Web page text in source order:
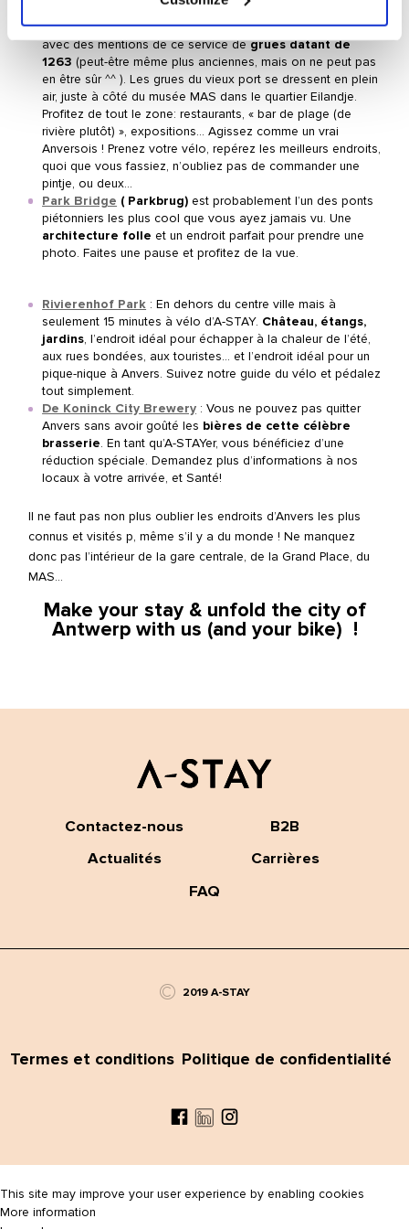
savez peut-être, Anvers est une ville portuaire. C’est le
deuxième plus grand port d’Europe et l’un des plus anciens,
avec des mentions de ce service degrues datant de
1263 (peut-être même plus anciennes, mais on ne peut pas
en être sûr ^^ ). Les grues du vieux port se dressent en plein
air, juste à côté du musée MAS dans le quartier Eilandje.
Profitez de tout le zone: restaurants, « bar de plage (de
rivière plutôt) », expositions… Agissez comme un vrai
Anversois ! Prenez votre vélo, repérez les meilleurs endroits,
quoi que vous fassiez, n’oubliez pas de commander une
pintje, ou deux…
Park Bridge ( Parkbrug) est probablement l’un des ponts
piétonniers les plus cool que vous ayez jamais vu. Une
architecture folle et un endroit parfait pour prendre une
photo. Faites une pause et profitez de la vue.
Rivierenhof Park : En dehors du centre ville mais à
seulement 15 minutes à vélo d’A-STAY. Château, étangs,
jardins, l’endroit idéal pour échapper à la chaleur de l’été,
aux rues bondées, aux touristes… et l’endroit idéal pour un
pique-nique à Anvers. Suivez notre guide du vélo et pédalez
tout simplement.
De Koninck City Brewery : Vous ne pouvez pas quitter
Anvers sans avoir goûté les bières de cette célèbre
brasserie. En tant qu’A-STAYer, vous bénéficiez d’une
réduction spéciale. Demandez plus d’informations à nos
locaux à votre arrivée, et Santé!
Il ne faut pas non plus oublier les endroits d’Anvers les plus
connus et visités p, même s’il y a du monde ! Ne manquez
donc pas l’intérieur de la gare centrale, de la Grand Place, du
MAS…
Make your stay & unfold the city of
Antwerp with us (and your bike) !
Contactez-nous
B2B
Actualités
Carrières
FAQ
© 2019 A-STAY
Termes et conditions Politique de confidentialité
FacebookLinkedInInstagram
This site may improve your user experience by enabling cookies
More information